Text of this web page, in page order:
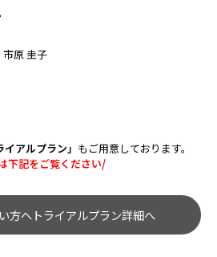
市原 圭子
アルプラン」 もご用意しております。
下記をご覧ください/
方へトライアルプラン詳細へ